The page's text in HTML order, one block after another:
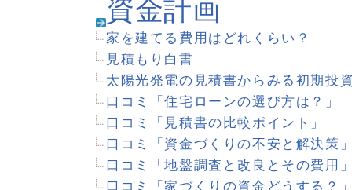
「お母さんのひとりごと
「お父さんのナイショ話
～」
「齋藤優見の幸せなイン
レッスン